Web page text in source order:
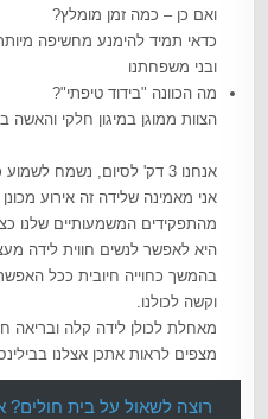
ואם כן – כמה זמן מומלץ?
כדאי תמיד להימנע מחשיפה
ובני משפחתנו
מה הכוונה "בידוד טיפתי"?
הצוות ממוגן במיגון חלקי והאשה
אנחנו 3 דק' לסיום, נשמח לשמוע כמה מילים ממך
אני מאמינה שלידה זה אירוע
מהתפקידים המשמעותיים שלנו
היא לאפשר לנשים חווית לידה
בהמשך כחוייה חיובית ככל
וקשה לכולנו.
מאחלת לכולן לידה קלה ובריאה
מצפים לראות אתכן אצלנו
רוצה לשאול על בית חולים?